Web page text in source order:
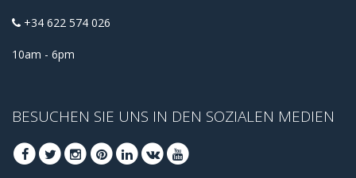
+34 622 574 026
10am - 6pm
BESUCHEN SIE UNS IN DEN SOZIALEN MEDIEN